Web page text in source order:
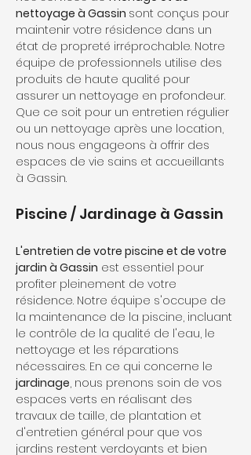
nettoyage à Gassin sont conçus pour
maintenir votre résidence dans un
état de propreté irréprochable. Notre
équipe de professionnels utilise des
produits de haute qualité pour
assurer un nettoyage en profondeur.
Que ce soit pour un entretien régulier
ou un nettoyage après une location,
nous nous engageons à offrir des
espaces de vie sains et accueillants
à Gassin.
Piscine / Jardinage à Gassin
L'entretien de votre piscine et de votre
jardin à Gassin est essentiel pour
profiter pleinement de votre
résidence. Notre équipe s'occupe de
la maintenance de la piscine, incluant
le contrôle de la qualité de l'eau, le
nettoyage et les réparations
nécessaires. En ce qui concerne le
jardinage, nous prenons soin de vos
espaces verts en réalisant des
travaux de taille, de plantation et
d'entretien général pour que vos
jardins restent verdoyants et bien